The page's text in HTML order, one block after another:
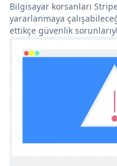
Bilgisayar korsanları
yararlanmaya
ettikçe güvenlik